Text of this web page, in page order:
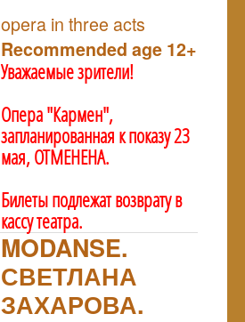
opera in three acts
Recommended age 12+
Уважаемые зрители!
Опера "Кармен",
запланированная к показу 23
мая, ОТМЕНЕНА.
Билеты подлежат возврату в
кассу театра.
MODANSE.
СВЕТЛАНА
ЗАХАРОВА.